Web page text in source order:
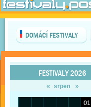
DOMÁCÍ FESTIVALY
FESTIVALY 2026
« srpen »
01